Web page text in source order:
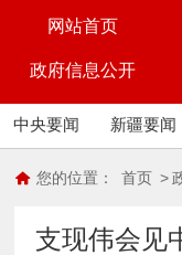
网站首页
政府信息公开
中央要闻 新疆要闻
您的位置： 首页 >
支现伟会见